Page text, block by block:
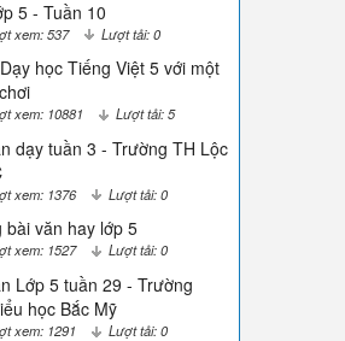
5 - Tuần 10
xem: 537 Lượt tải: 0
học Tiếng Việt 5 với một
xem: 10881 Lượt tải: 5
dạy tuần 3 - Trường TH Lộc
xem: 1376 Lượt tải: 0
bài văn hay lớp 5
xem: 1527 Lượt tải: 0
Lớp 5 tuần 29 - Trường
học Bắc Mỹ
xem: 1291 Lượt tải: 0